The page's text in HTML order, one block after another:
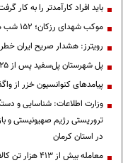
باید افراد کارآمدتر را به
موکب شهدای رزکان؛ ۱۵۲ شب همدلی، خدمت و میزبانی از مردم ولایت‌مدار شهریار
رویترز: هشدار صریح ایران
پل شهرستان پل‌سفید پس از ۲۵ سال به مرحله بهره‌برداری رسید
پیامدهای کنوانسیون خزر از
در استان کرمان
معامله بیش